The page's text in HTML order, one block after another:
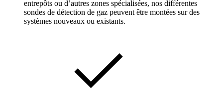
entrepôts ou d’autres zones spécialisées, nos différentes
sondes de détection de gaz peuvent être montées sur des
systèmes nouveaux ou existants.